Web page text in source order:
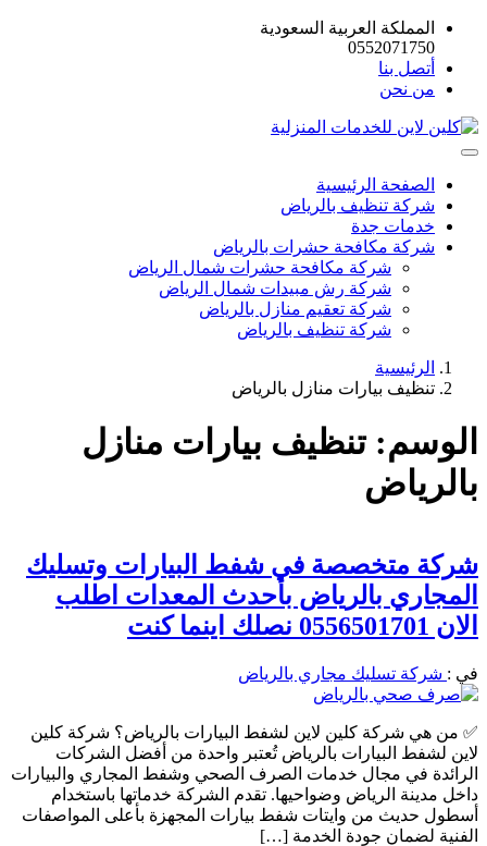
المملكة العربية السعودية
0552071750
أتصل بنا
من نحن
الصفحة الرئيسية
شركة تنظيف بالرياض
خدمات جدة
شركة مكافحة حشرات بالرياض
شركة مكافحة حشرات شمال الرياض
شركة رش مبيدات شمال الرياض
شركة تعقيم منازل بالرياض
شركة تنظيف بالرياض
الرئيسية
تنظيف بيارات منازل بالرياض
الوسم:تنظيف بيارات منازل
بالرياض
شركة متخصصة في شفط البيارات وتسليك
المجاري بالرياض بأحدث المعدات اطلب
الان 0556501701 نصلك اينما كنت
في : شركة تسليك مجاري بالرياض
✅ من هي شركة كلين لاين لشفط البيارات بالرياض؟ شركة كلين
لاين لشفط البيارات بالرياض تُعتبر واحدة من أفضل الشركات
الرائدة في مجال خدمات الصرف الصحي وشفط المجاري والبيارات
داخل مدينة الرياض وضواحيها. تقدم الشركة خدماتها باستخدام
أسطول حديث من وايتات شفط بيارات المجهزة بأعلى المواصفات
الفنية لضمان جودة الخدمة […]